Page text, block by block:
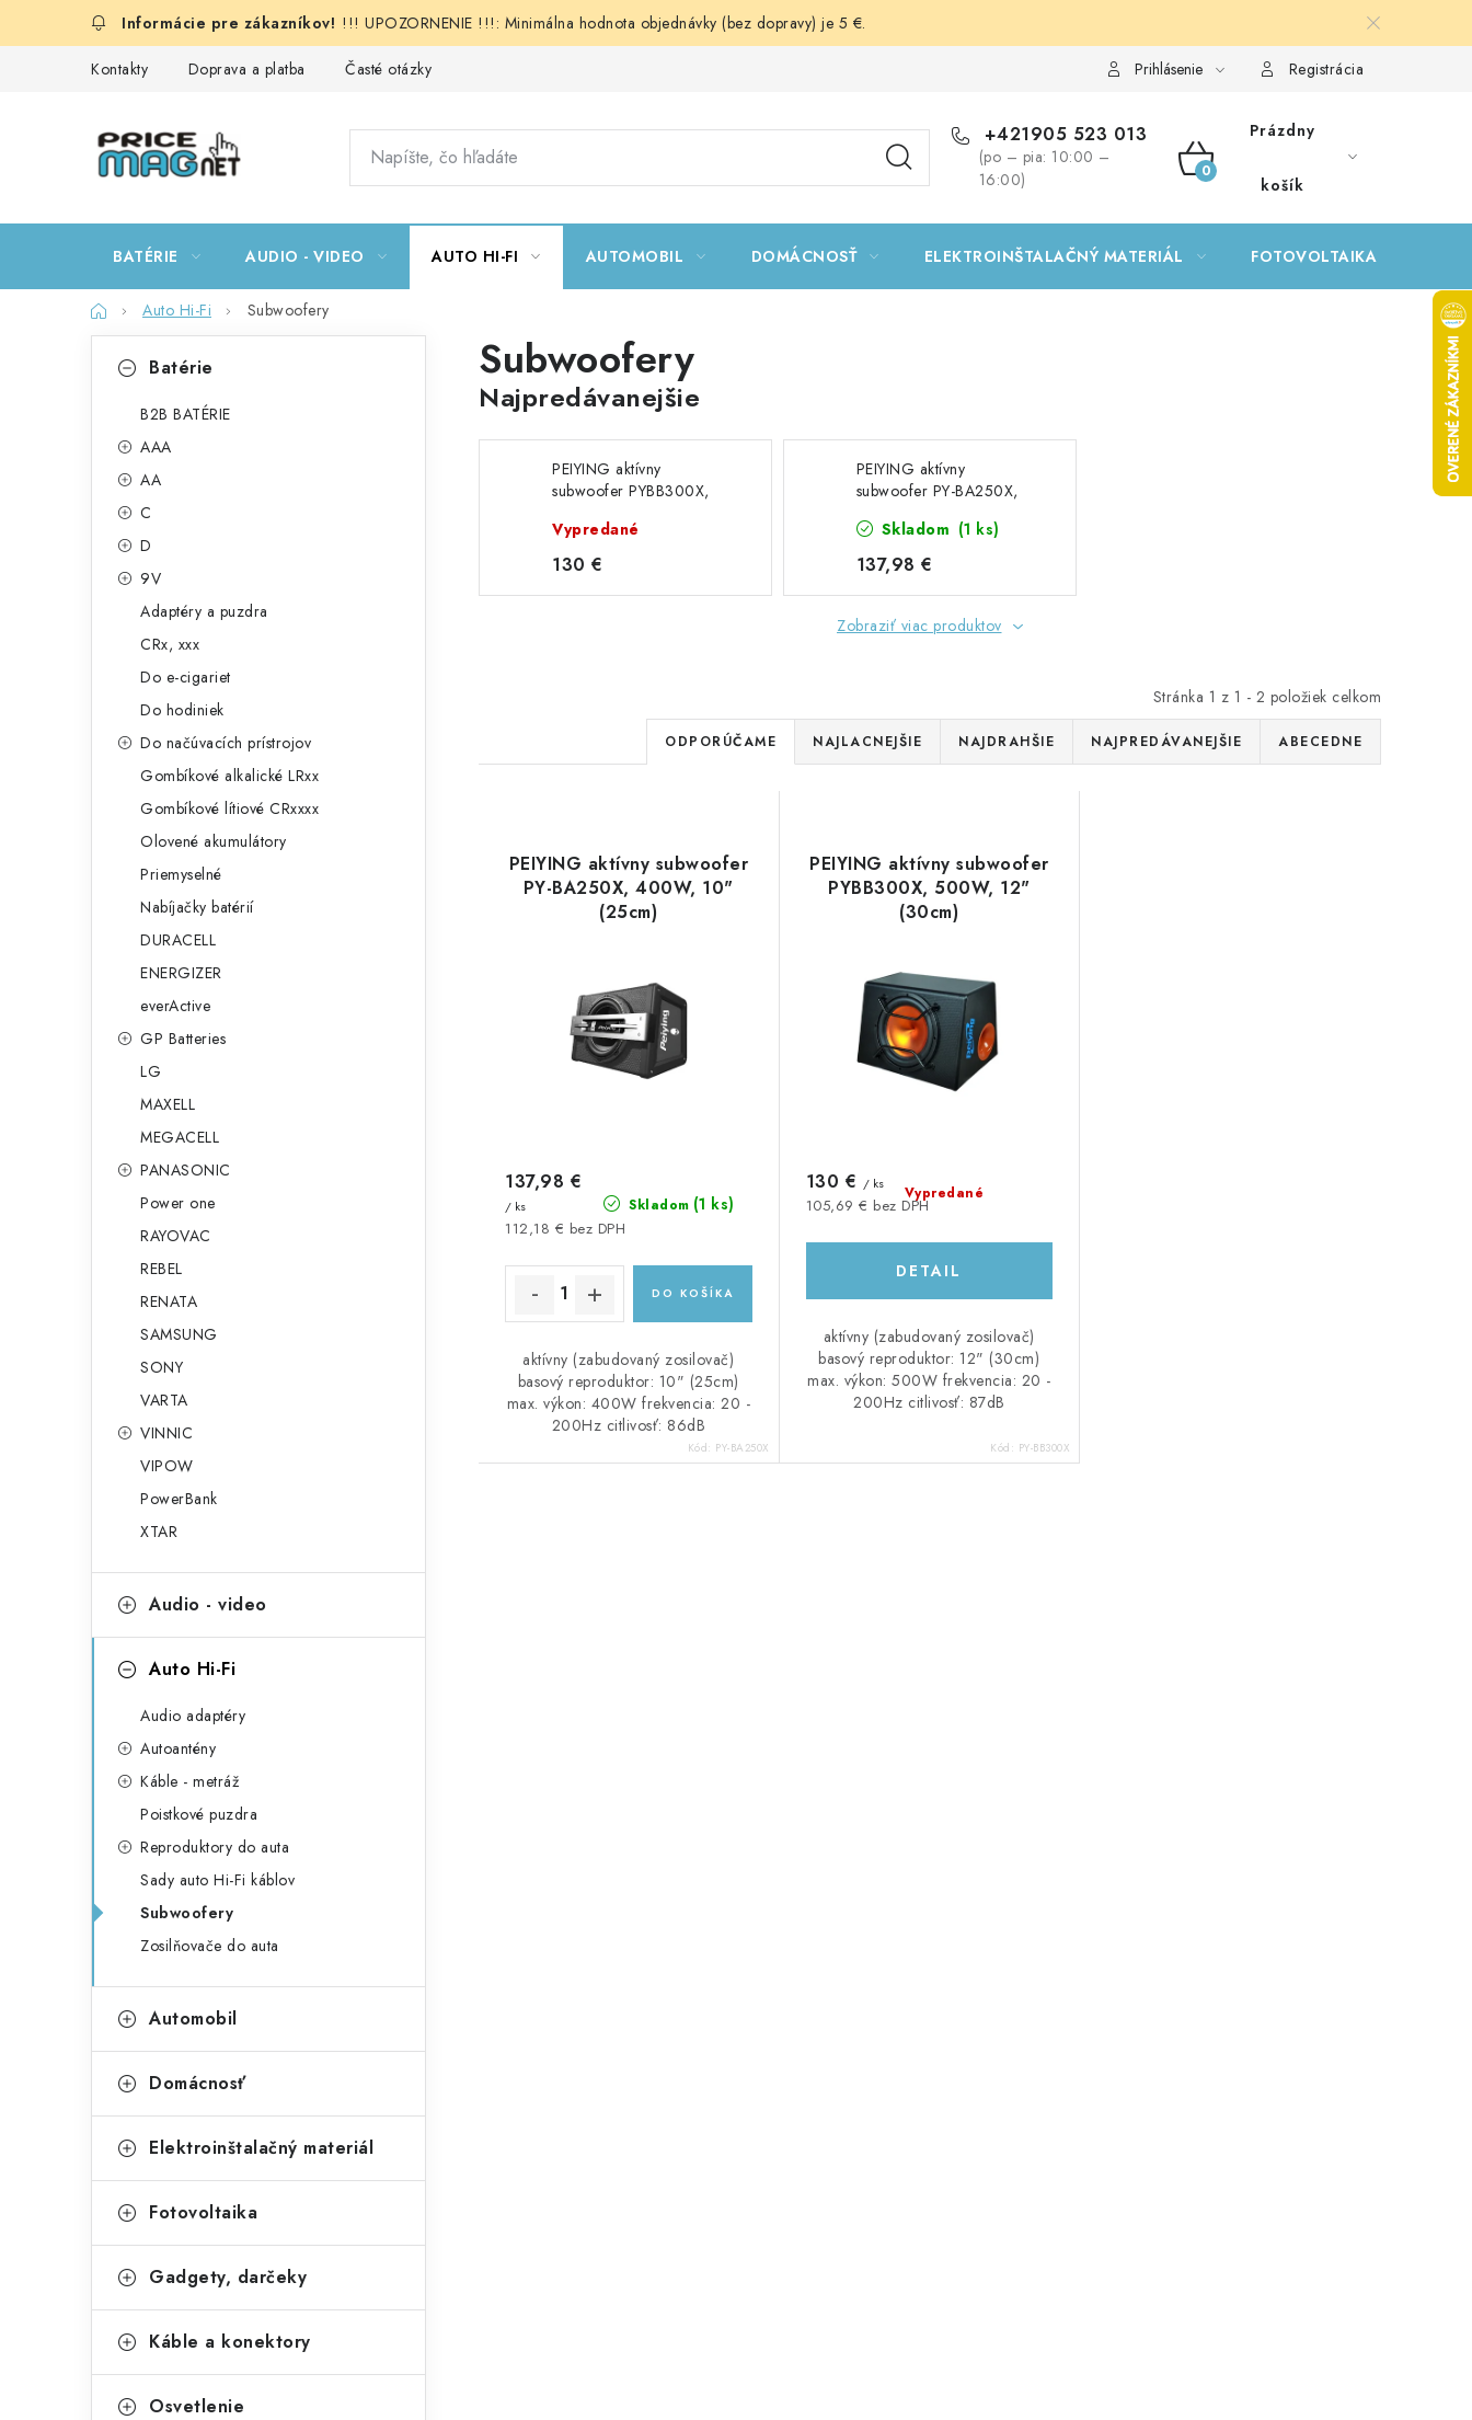
!!! UPOZORNENIE !!!: Minimálna hodnota objednávky (bez dopravy) je 5 €.
Kontakty Doprava a platba Časté otázky Prihlásenie Registrácia
+421905 523 013
(po – pia: 10:00 –
16:00)
NÁKUPNÝ
Prázdny
košík
BATÉRIE AUDIO - VIDEO AUTO HI-FI AUTOMOBIL DOMÁCNOSŤ ELEKTROINŠTALAČNÝ MATERIÁL FOTOVOLTAIKA
DomovAuto Hi-Fi Subwoofery
kategórieBatérie
B2B BATÉRIE
AAA
AA
C
D
9V
Adaptéry a puzdra
CRx, xxx
Do e-cigariet
Do hodiniek
Do načúvacích prístrojov
Gombíkové alkalické LRxx
Gombíkové lítiové CRxxxx
Olovené akumulátory
Priemyselné
Nabíjačky batérií
DURACELL
ENERGIZER
everActive
GP Batteries
LG
MAXELL
MEGACELL
PANASONIC
Power one
RAYOVAC
REBEL
RENATA
SAMSUNG
SONY
VARTA
VINNIC
VIPOW
PowerBank
XTAR
Audio - video
Auto Hi-Fi
Audio adaptéry
Autoantény
Káble - metráž
Poistkové puzdra
Reproduktory do auta
Sady auto Hi-Fi káblov
Subwoofery
Zosilňovače do auta
Automobil
Domácnosť
Elektroinštalačný materiál
Fotovoltaika
Gadgety, darčeky
Káble a konektory
Osvetlenie
Subwoofery
Najpredávanejšie
PEIYING aktívny
subwoofer PYBB300X,
Vypredané
130 €
PEIYING aktívny
subwoofer PY-BA250X,
Skladom (1 ks)
137,98 €
Zobraziť viac produktov
Stránka 1 z 1 - 2 položiek celkom
R
a
e
n
e
p
r
u
t
o
v
ODPORÚČAME NAJLACNEJŠIE NAJDRAHŠIE NAJPREDÁVANEJŠIE ABECEDNE
PEIYING aktívny subwoofer
PY-BA250X, 400W, 10"
(25cm)
Skladom (1 ks)
112,18 € bez DPH
137,98 €
/ ks
DO KOŠÍKA
aktívny (zabudovaný zosilovač)
basový reproduktor: 10" (25cm)
max. výkon: 400W frekvencia: 20 -
200Hz citlivosť: 86dB
Kód: PY-BA250X
PEIYING aktívny subwoofer
PYBB300X, 500W, 12"
(30cm)
Vypredané
105,69 € bez DPH
130 € / ks
DETAIL
aktívny (zabudovaný zosilovač)
basový reproduktor: 12" (30cm)
max. výkon: 500W frekvencia: 20 -
200Hz citlivosť: 87dB
Kód: PY-BB300X